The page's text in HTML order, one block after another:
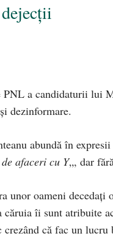
PNL a candidaturii lui
dezinformare.
abundă în expresii
afaceri cu Y„, dar
unor oameni decedați
îi sunt atribuite
că fac un lucru